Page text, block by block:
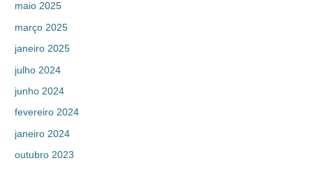
maio 2025
março 2025
janeiro 2025
julho 2024
junho 2024
fevereiro 2024
janeiro 2024
outubro 2023